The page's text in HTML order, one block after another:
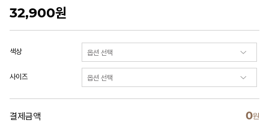
32,900원
색상
사이즈
결제금액 0원